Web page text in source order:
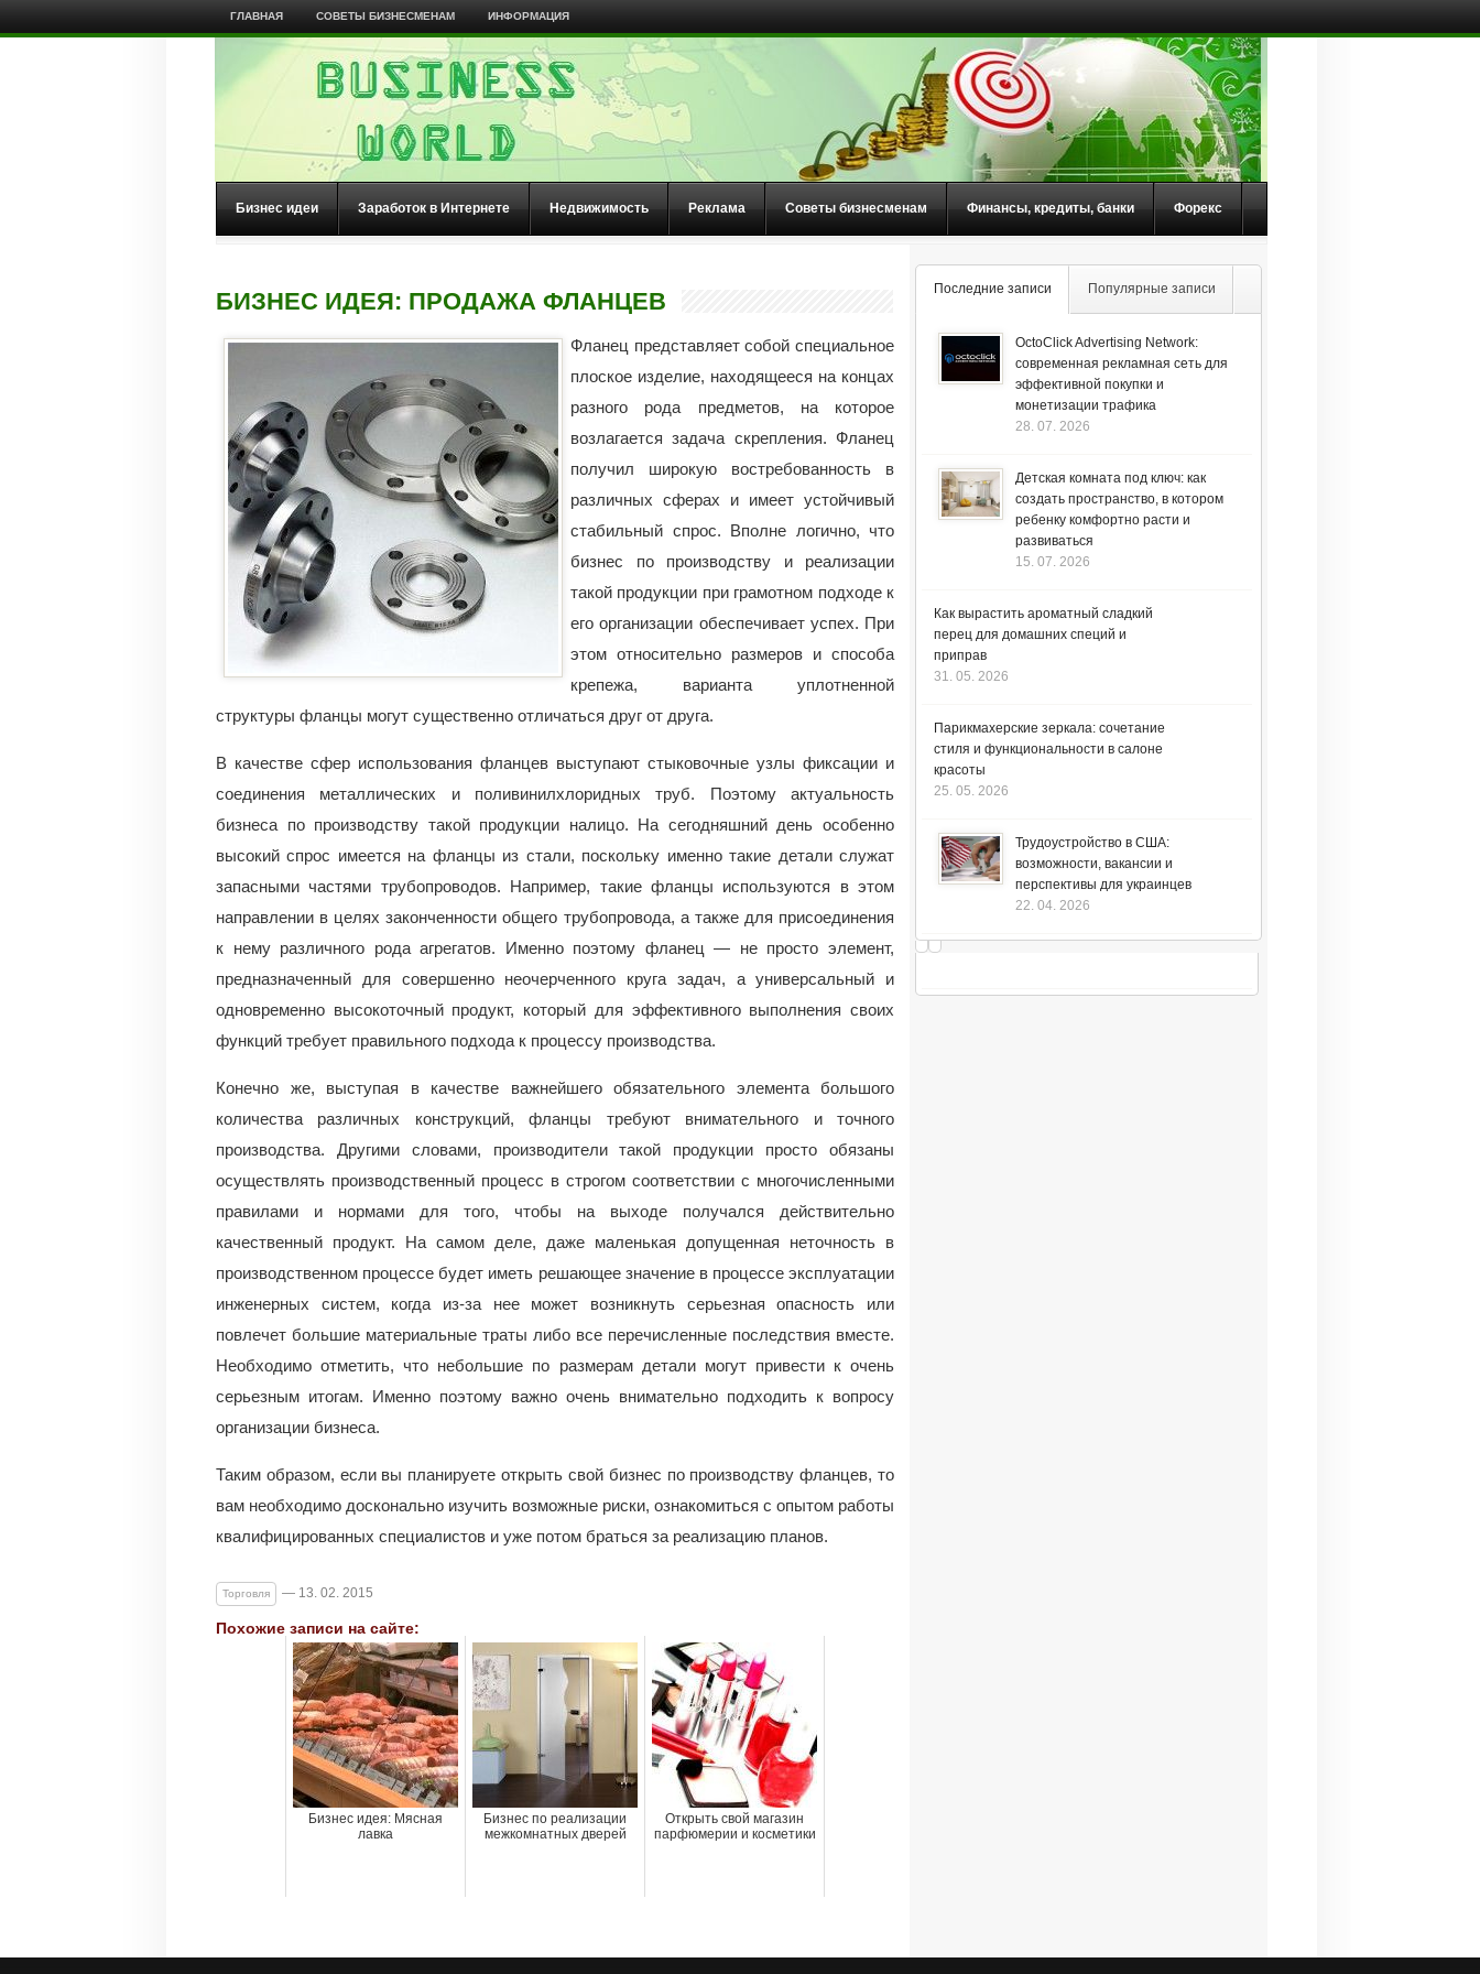
ГЛАВНАЯ СОВЕТЫ БИЗНЕСМЕНАМ ИНФОРМАЦИЯ
Бизнес идеи Заработок в Интернете Недвижимость Реклама Советы бизнесменам Финансы, кредиты, банки Форекс
БИЗНЕС ИДЕЯ: ПРОДАЖА ФЛАНЦЕВ
Фланец представляет собой специальное
плоское изделие, находящееся на концах
разного рода предметов, на которое
возлагается задача скрепления. Фланец
получил широкую востребованность в
различных сферах и имеет устойчивый
стабильный спрос. Вполне логично, что
бизнес по производству и реализации
такой продукции при грамотном подходе к
его организации обеспечивает успех. При
этом относительно размеров и способа
крепежа, варианта уплотненной
структуры фланцы могут существенно отличаться друг от друга.
В качестве сфер использования фланцев выступают стыковочные узлы фиксации и
соединения металлических и поливинилхлоридных труб. Поэтому актуальность
бизнеса по производству такой продукции налицо. На сегодняшний день особенно
высокий спрос имеется на фланцы из стали, поскольку именно такие детали служат
запасными частями трубопроводов. Например, такие фланцы используются в этом
направлении в целях законченности общего трубопровода, а также для присоединения
к нему различного рода агрегатов. Именно поэтому фланец — не просто элемент,
предназначенный для совершенно неочерченного круга задач, а универсальный и
одновременно высокоточный продукт, который для эффективного выполнения своих
функций требует правильного подхода к процессу производства.
Конечно же, выступая в качестве важнейшего обязательного элемента большого
количества различных конструкций, фланцы требуют внимательного и точного
производства. Другими словами, производители такой продукции просто обязаны
осуществлять производственный процесс в строгом соответствии с многочисленными
правилами и нормами для того, чтобы на выходе получался действительно
качественный продукт. На самом деле, даже маленькая допущенная неточность в
производственном процессе будет иметь решающее значение в процессе эксплуатации
инженерных систем, когда из-за нее может возникнуть серьезная опасность или
повлечет большие материальные траты либо все перечисленные последствия вместе.
Необходимо отметить, что небольшие по размерам детали могут привести к очень
серьезным итогам. Именно поэтому важно очень внимательно подходить к вопросу
организации бизнеса.
Таким образом, если вы планируете открыть свой бизнес по производству фланцев, то
вам необходимо досконально изучить возможные риски, ознакомиться с опытом работы
квалифицированных специалистов и уже потом браться за реализацию планов.
Торговля — 13. 02. 2015
Похожие записи на сайте:
Бизнес идея: Мясная
лавка
Бизнес по реализации
межкомнатных дверей
Открыть свой магазин
парфюмерии и косметики
Последние записи Популярные записи
OctoClick Advertising Network:
современная рекламная сеть для
эффективной покупки и
монетизации трафика
28. 07. 2026
Детская комната под ключ: как
создать пространство, в котором
ребенку комфортно расти и
развиваться
15. 07. 2026
Как вырастить ароматный сладкий
перец для домашних специй и
приправ
31. 05. 2026
Парикмахерские зеркала: сочетание
стиля и функциональности в салоне
красоты
25. 05. 2026
Трудоустройство в США:
возможности, вакансии и
перспективы для украинцев
22. 04. 2026